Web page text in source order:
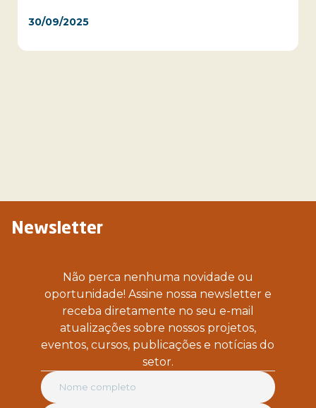
30/09/2025
Newsletter
Não perca nenhuma novidade ou
oportunidade! Assine nossa newsletter e
receba diretamente no seu e-mail
atualizações sobre nossos projetos,
eventos, cursos, publicações e notícias do
setor.